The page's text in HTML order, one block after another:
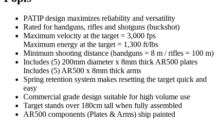
PATIP design maximizes reliability and versatility
Rated for handguns, rifles and shotguns (buckshot)
Maximum velocity at the target = 3,000 fps
Maximum energy at the target = 1,300 ft/lbs
Minimum shooting distance (handguns = 8 m / rifles = 100 m)
Includes (5) 200mm diameter x 8mm thick AR500 plates
Includes (5) AR500 x 8mm thick arms
Spring retention system makes resetting the target quick and
easy
Commercial grade design suitable for high volume use
Target stands over 180cm tall when fully assembled
AR500 components (Plates & Arms) ship painted